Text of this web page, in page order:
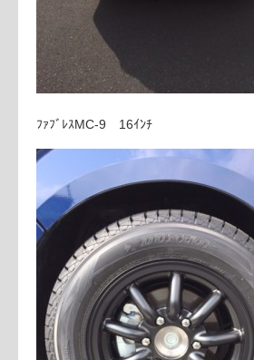
ﾌｧﾌﾞﾚｽMC-9 16ｲﾝﾁ